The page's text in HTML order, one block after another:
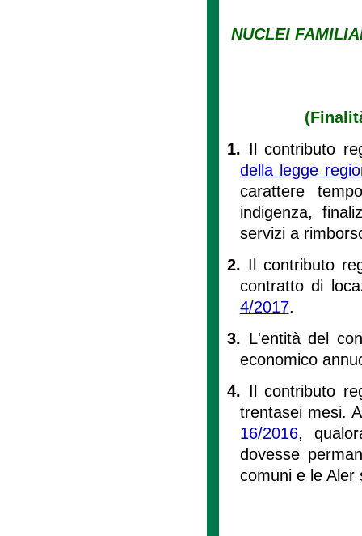
NUCLEI
1. Il contributo
della legge
carattere
indigenza,
servizi a
2. Il contributo
contratto di
4/2017.
3. L'entità del
economico
4. Il contributo
trentasei mesi.
16/2016,
dovesse
comuni e le Aler